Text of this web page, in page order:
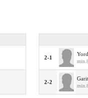
2-1
2-2